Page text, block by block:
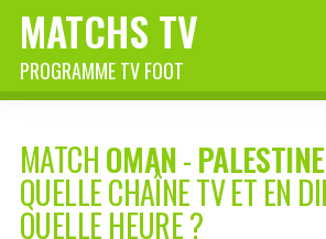
MATCHS TV
PROGRAMME TV FOOT
MATCHOMAN-PALESTINE
QUELLE CHAÎNE TV ET EN
QUELLE HEURE ?